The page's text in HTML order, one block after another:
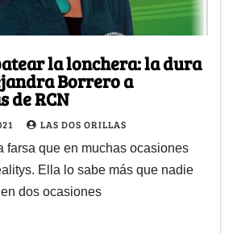
la lonchera: la dura
Borrero a
de RCN
LAS DOS ORILLAS
farsa que en muchas ocasiones
Ella lo sabe más que nadie
dos ocasiones